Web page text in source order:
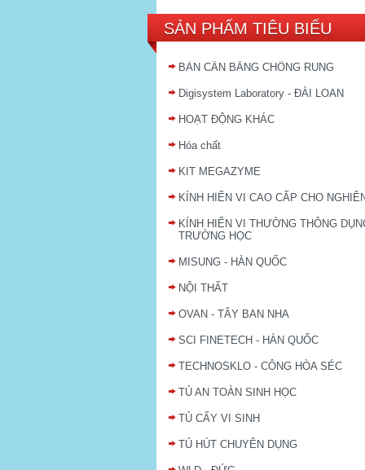
SẢN PHẨM TIÊU BIỂU
BÀN CÂN BẰNG CHỐNG RUNG
Digisystem Laboratory - ĐÀI LOAN
HOẠT ĐỘNG KHÁC
Hóa chất
KIT MEGAZYME
KÍNH HIỂN VI CAO CẤP CHO
KÍNH HIỂN VI THƯỜNG THÔNG
TRƯỜNG HỌC
MISUNG - HÀN QUỐC
NỘI THẤT
OVAN - TÂY BAN NHA
SCI FINETECH - HÀN QUỐC
TECHNOSKLO - CÔNG HÒA SÉC
TỦ AN TOÀN SINH HỌC
TỦ CẤY VI SINH
TỦ HÚT CHUYÊN DỤNG